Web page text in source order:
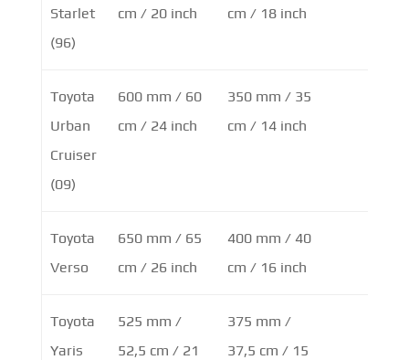
Starlet
(96)
cm / 20 inch
cm / 18 inch
Toyota
Urban
Cruiser
(09)
600 mm / 60
cm / 24 inch
350 mm / 35
cm / 14 inch
Toyota
Verso
650 mm / 65
cm / 26 inch
400 mm / 40
cm / 16 inch
Toyota
Yaris
525 mm /
52,5 cm / 21
375 mm /
37,5 cm / 15